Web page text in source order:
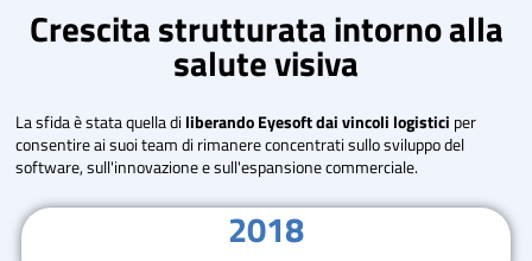
Crescita strutturata intorno alla
salute visiva
La sfida è stata quella di liberando Eyesoft dai vincoli logistici per
consentire ai suoi team di rimanere concentrati sullo sviluppo del
software, sull'innovazione e sull'espansione commerciale.
2018